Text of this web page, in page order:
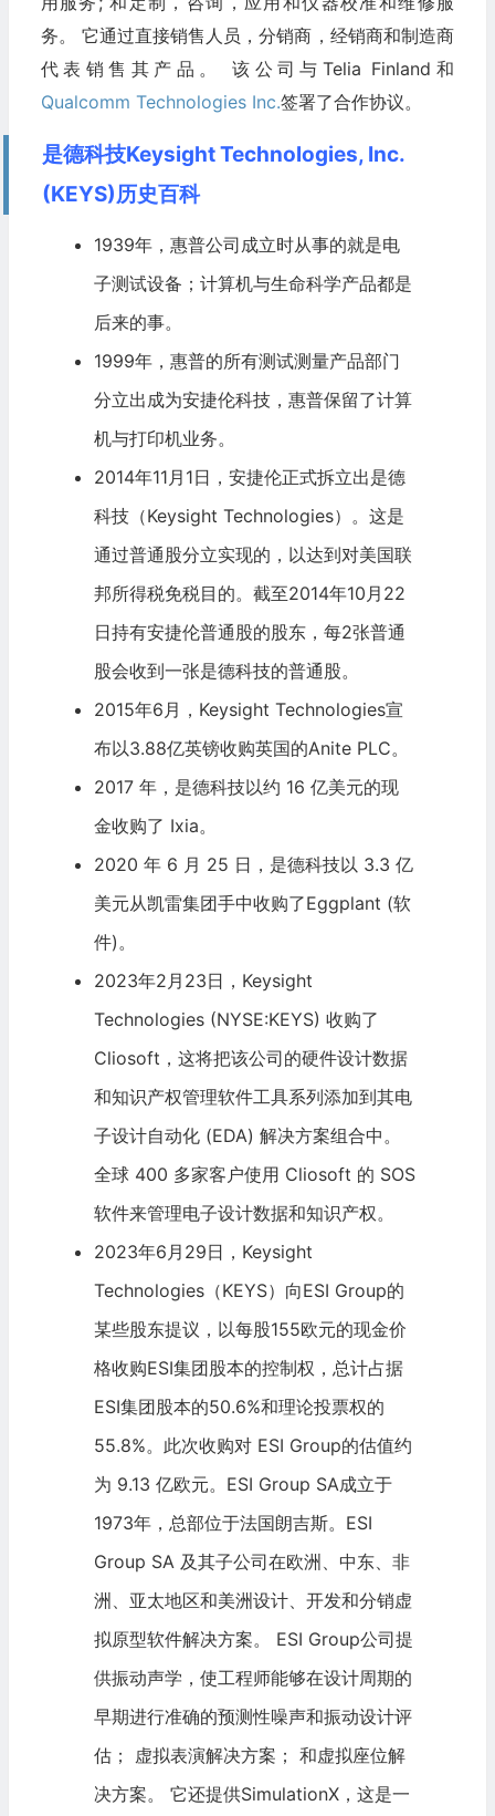
务。 它通过直接销售人员，分销商，经销商和制造商
代表销售其产品。 该公司与Telia Finland和
Qualcomm Technologies Inc.签署了合作协议。
是德科技Keysight Technologies, Inc.
(KEYS)历史百科
1939年， 惠普公司成立时从事的就是电
子测试设备；计算机与生命科学产品都是
后来的事。
1999年，惠普的所有测试测量产品部门
分立出成为安捷伦科技，惠普保留了计算
机与打印机业务。
2014年11月1日，安捷伦正式拆立出是德
科技（Keysight Technologies）。这是
通过普通股分立实现的，以达到对美国联
邦所得税免税目的。截至2014年10月22
日持有安捷伦普通股的股东，每2张普通
股会收到一张是德科技的普通股。
2015年6月，Keysight Technologies宣
布以3.88亿英镑收购英国的Anite PLC。
2017 年，是德科技以约 16 亿美元的现
金收购了 Ixia。
2020 年 6 月 25 日，是德科技以 3.3 亿
美元从凯雷集团手中收购了Eggplant (软
件)。
2023年2月23日，Keysight
Technologies (NYSE:KEYS) 收购了
Cliosoft，这将把该公司的硬件设计数据
和知识产权管理软件工具系列添加到其电
子设计自动化 (EDA) 解决方案组合中。
全球 400 多家客户使用 Cliosoft 的 SOS
软件来管理电子设计数据和知识产权。
2023年6月29日，Keysight
Technologies（KEYS）向ESI Group的
某些股东提议，以每股155欧元的现金价
格收购ESI集团股本的控制权，总计占据
ESI集团股本的50.6%和理论投票权的
55.8%。此次收购对 ESI Group的估值约
为 9.13 亿欧元。ESI Group SA成立于
1973年， 总部位于法国朗吉斯。ESI
Group SA 及其子公司在欧洲、中东、非
洲、亚太地区和美洲设计、开发和分销虚
拟原型软件解决方案。 ESI Group公司提
供振动声学，使工程师能够在设计周期的
早期进行准确的预测性噪声和振动设计评
估； 虚拟表演解决方案； 和虚拟座位解
决方案。 它还提供SimulationX，这是一